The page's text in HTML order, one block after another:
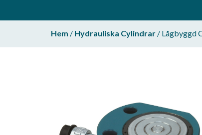
Hem / Hydrauliska Cylindrar / Lågbyggd